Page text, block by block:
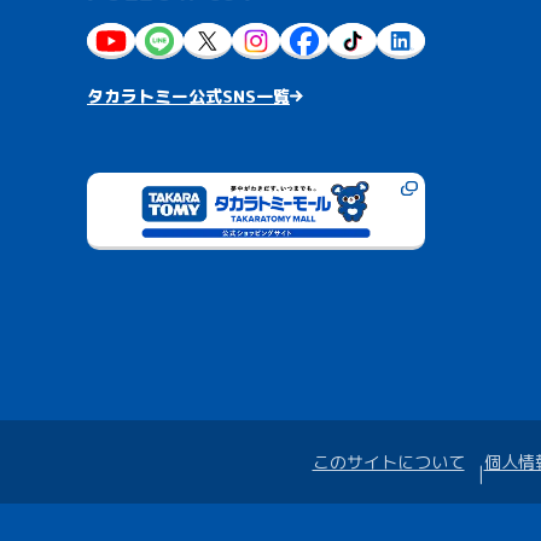
タカラトミー公式SNS一覧
このサイトについて 個人情